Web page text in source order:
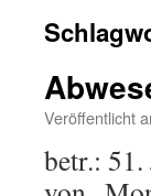
Veröffentlicht
betr.: 51.